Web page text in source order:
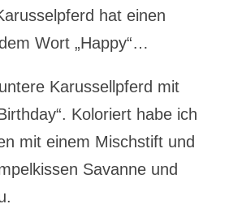
hat einen
Wort „Happy“…
Karussellpferd mit
Koloriert habe ich
mit einem Mischstift und
Savanne und